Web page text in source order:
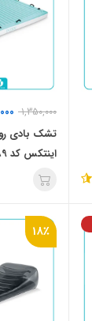
1,350,000
تشک بادی
اینتکس کد 56289
18٪